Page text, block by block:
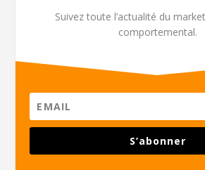
Suivez toute l’actualité du
comportemental.
S’abonner